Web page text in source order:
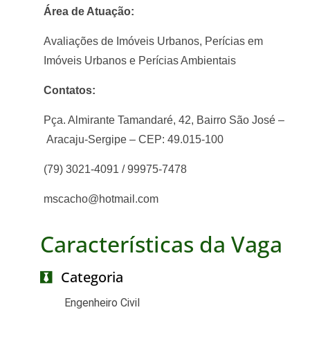
Área de Atuação:
Avaliações de Imóveis Urbanos, Perícias em
Imóveis Urbanos e Perícias Ambientais
Contatos:
Pça. Almirante Tamandaré, 42, Bairro São José –
Aracaju-Sergipe – CEP: 49.015-100
(79) 3021-4091 / 99975-7478
mscacho@hotmail.com
Características da Vaga
Categoria
Engenheiro Civil